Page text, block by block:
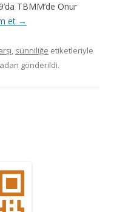
TBMM’de Onur
et →
, sünniliğe etiketleriyle
gönderildi.